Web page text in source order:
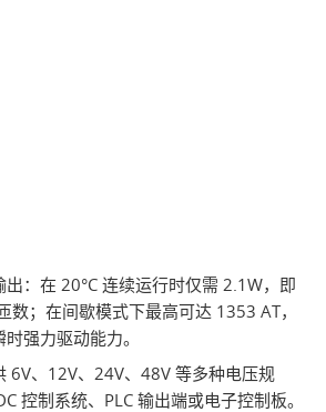
：在 20°C 连续运行时仅需 2.1W，即
数；在间歇模式下最高可达 1353 AT，
强力驱动能力。
6V、12V、24V、48V 等多种电压规
控制系统、PLC 输出端或电子控制板。